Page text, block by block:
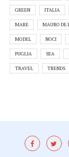
GREEN ITALIA
MARE MAURO DE
MODEL NOCI
PUGLIA SEA
TRAVEL TRENDS